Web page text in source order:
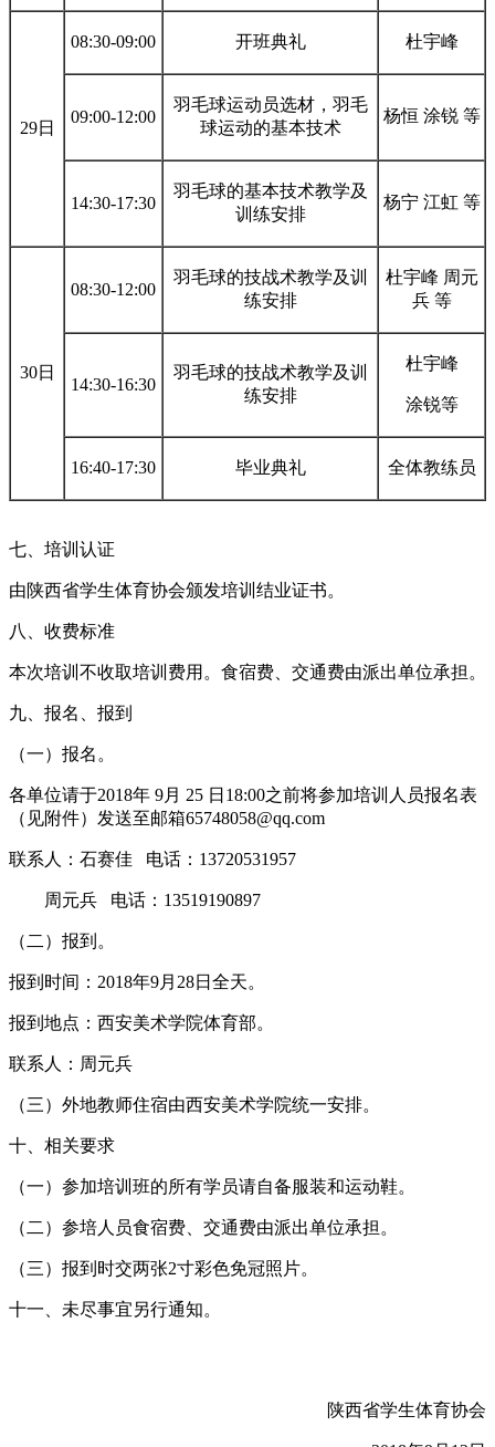
29日
08:30-09:00 开班典礼 杜宇峰
09:00-12:00
羽毛球运动员选材，羽毛
球运动的基本技术
杨恒 涂锐 等
14:30-17:30
羽毛球的基本技术教学及
训练安排
杨宁 江虹 等
30日
08:30-12:00
羽毛球的技战术教学及训
练安排
杜宇峰 周元
兵 等
14:30-16:30
羽毛球的技战术教学及训
练安排
杜宇峰
涂锐等
16:40-17:30 毕业典礼 全体教练员
七、培训认证
由陕西省学生体育协会颁发培训结业证书。
八、收费标准
本次培训不收取培训费用。食宿费、交通费由派出单位承担。
九、报名、报到
（一）报名。
各单位请于2018年 9月 25 日18:00之前将参加培训人员报名表
（见附件）发送至邮箱65748058@qq.com
联系人：石赛佳 电话：13720531957
周元兵 电话：13519190897
（二）报到。
报到时间：2018年9月28日全天。
报到地点：西安美术学院体育部。
联系人：周元兵
（三）外地教师住宿由西安美术学院统一安排。
十、相关要求
（一）参加培训班的所有学员请自备服装和运动鞋。
（二）参培人员食宿费、交通费由派出单位承担。
（三）报到时交两张2寸彩色免冠照片。
十一、未尽事宜另行通知。
陕西省学生体育协会